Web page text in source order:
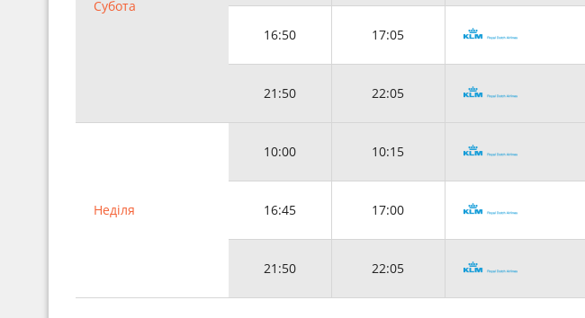
Субота
16:50 17:05
21:50 22:05
Неділя
10:00 10:15
16:45 17:00
21:50 22:05